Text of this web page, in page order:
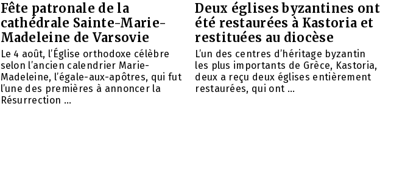
Fête patronale de la
cathédrale Sainte-Marie-
Madeleine de Varsovie
Le 4 août, l’Église orthodoxe célèbre
selon l’ancien calendrier Marie-
Madeleine, l’égale-aux-apôtres, qui fut
l’une des premières à annoncer la
Résurrection ...
Deux églises byzantines ont
été restaurées à Kastoria et
restituées au diocèse
L’un des centres d’héritage byzantin
les plus importants de Grèce, Kastoria,
deux a reçu deux églises entièrement
restaurées, qui ont ...